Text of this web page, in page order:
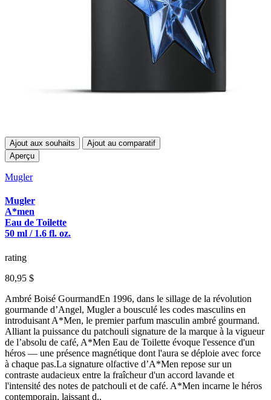
Ajout aux souhaits
Ajout au comparatif
Aperçu
Mugler
Mugler
A*men
Eau de Toilette
50 ml / 1.6 fl. oz.
rating
80,95 $
Ambré Boisé GourmandEn 1996, dans le sillage de la révolution
gourmande d’Angel, Mugler a bousculé les codes masculins en
introduisant A*Men, le premier parfum masculin ambré gourmand.
Alliant la puissance du patchouli signature de la marque à la vigueur
de l’absolu de café, A*Men Eau de Toilette évoque l'essence d'un
héros — une présence magnétique dont l'aura se déploie avec force
à chaque pas.La signature olfactive d’A*Men repose sur un
contraste audacieux entre la fraîcheur d'un accord lavande et
l'intensité des notes de patchouli et de café. A*Men incarne le héros
contemporain, laissant d..